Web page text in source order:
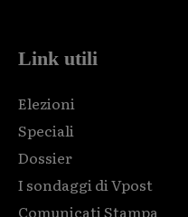
Link utili
Elezioni
Speciali
Dossier
I sondaggi di Vpost
Comunicati Stampa